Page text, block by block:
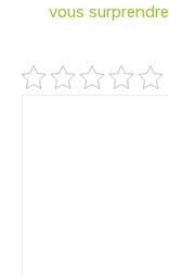
vous surprendre